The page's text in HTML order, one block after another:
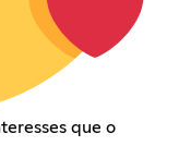
que o